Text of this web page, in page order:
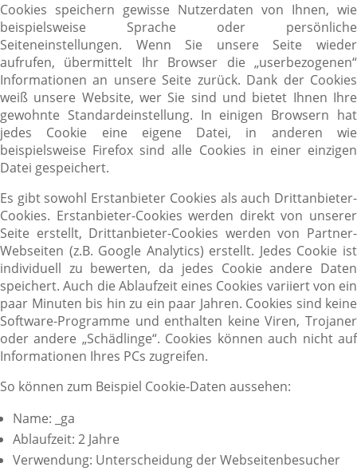
Cookies speichern gewisse Nutzerdaten von Ihnen, wie
beispielsweise Sprache oder persönliche
Seiteneinstellungen. Wenn Sie unsere Seite wieder
aufrufen, übermittelt Ihr Browser die „userbezogenen“
Informationen an unsere Seite zurück. Dank der Cookies
weiß unsere Website, wer Sie sind und bietet Ihnen Ihre
gewohnte Standardeinstellung. In einigen Browsern hat
jedes Cookie eine eigene Datei, in anderen wie
beispielsweise Firefox sind alle Cookies in einer einzigen
Datei gespeichert.
Es gibt sowohl Erstanbieter Cookies als auch Drittanbieter-
Cookies. Erstanbieter-Cookies werden direkt von unserer
Seite erstellt, Drittanbieter-Cookies werden von Partner-
Webseiten (z.B. Google Analytics) erstellt. Jedes Cookie ist
individuell zu bewerten, da jedes Cookie andere Daten
speichert. Auch die Ablaufzeit eines Cookies variiert von ein
paar Minuten bis hin zu ein paar Jahren. Cookies sind keine
Software-Programme und enthalten keine Viren, Trojaner
oder andere „Schädlinge“. Cookies können auch nicht auf
Informationen Ihres PCs zugreifen.
So können zum Beispiel Cookie-Daten aussehen:
Name: _ga
Ablaufzeit: 2 Jahre
Verwendung: Unterscheidung der Webseitenbesucher